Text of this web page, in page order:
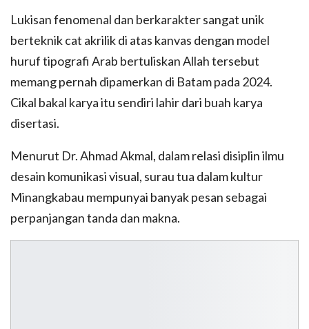
Lukisan fenomenal dan berkarakter sangat unik
berteknik cat akrilik di atas kanvas dengan model
huruf tipografi Arab bertuliskan Allah tersebut
memang pernah dipamerkan di Batam pada 2024.
Cikal bakal karya itu sendiri lahir dari buah karya
disertasi.
Menurut Dr. Ahmad Akmal, dalam relasi disiplin ilmu
desain komunikasi visual, surau tua dalam kultur
Minangkabau mempunyai banyak pesan sebagai
perpanjangan tanda dan makna.